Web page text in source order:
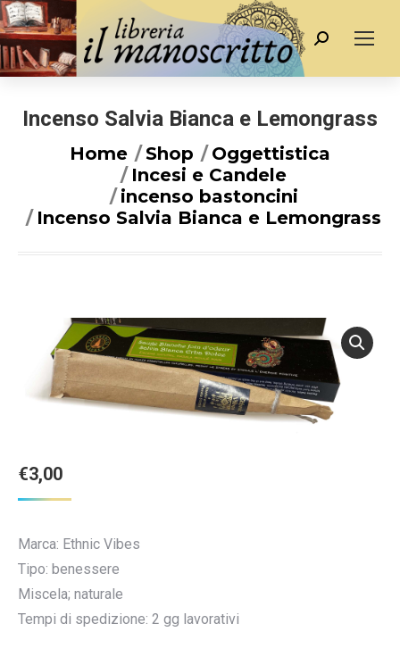
Cerca
Incenso Salvia Bianca e Lemongrass
You are here:Home Shop
Oggettistica
Incesi e Candele
incenso bastoncini
Incenso Salvia Bianca e Lemongrass
€3,00
Marca: Ethnic Vibes
Tipo: benessere
Miscela; naturale
Tempi di spedizione: 2 gg lavorativi